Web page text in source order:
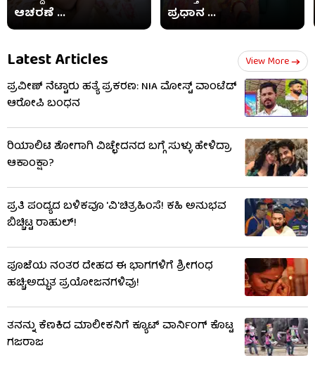
ಆಚರಣೆ ...
ಪ್ರಧಾನ ...
Latest Articles View More
ಪ್ರವೀಣ್ ನೆಟ್ಟಾರು ಹತ್ಯೆ ಪ್ರಕರಣ: NIA ಮೋಸ್ಟ್ ವಾಂಟೆಡ್‌
ಆರೋಪಿ ಬಂಧನ
ರಿಯಾಲಿಟಿ ಶೋಗಾಗಿ ವಿಚ್ಛೇದನದ ಬಗ್ಗೆ ಸುಳ್ಳು ಹೇಳಿದ್ರಾ
ಆಕಾಂಕ್ಷಾ?
ಪ್ರತಿ ಪಂದ್ಯದ ಬಳಿಕವೂ 'ವಿ'ಚಿತ್ರಹಿಂಸೆ! ಕಹಿ ಅನುಭವ
ಬಿಚ್ಚಿಟ್ಟ ರಾಹುಲ್!
ಪೂಜೆಯ ನಂತರ ದೇಹದ ಈ ಭಾಗಗಳಿಗೆ ಶ್ರೀಗಂಧ
ಹಚ್ಚಿ;ಅದ್ಭುತ ಪ್ರಯೋಜನಗಳಿವು!
ತನನ್ನು ಕೆಣಕಿದ ಮಾಲೀಕನಿಗೆ ಕ್ಯೂಟ್ ವಾರ್ನಿಂಗ್ ಕೊಟ್ಟ
ಗಜರಾಜ